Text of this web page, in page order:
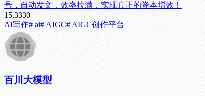
号，自动发文，效率拉满，实现真正的降本增效！
15,3330
AI写作# ai# AIGC# AIGC创作平台
百川大模型